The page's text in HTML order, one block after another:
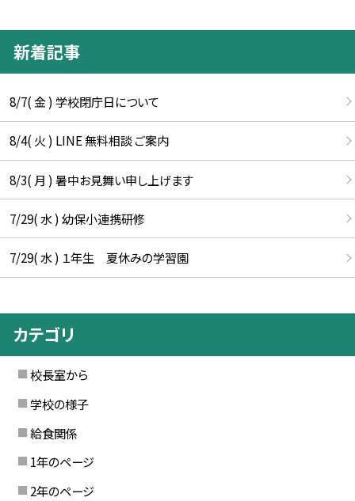
新着記事
8/7( 金 ) 学校閉庁日について
8/4( 火 ) LINE 無料相談 ご案内
8/3( 月 ) 暑中お見舞い申し上げます
7/29( 水 ) 幼保小連携研修
7/29( 水 ) １年生 夏休みの学習園
カテゴリ
校長室から
学校の様子
給食関係
1年のページ
2年のページ